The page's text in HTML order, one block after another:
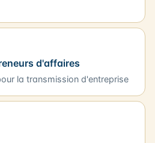
d'affaires
la transmission d'entreprise